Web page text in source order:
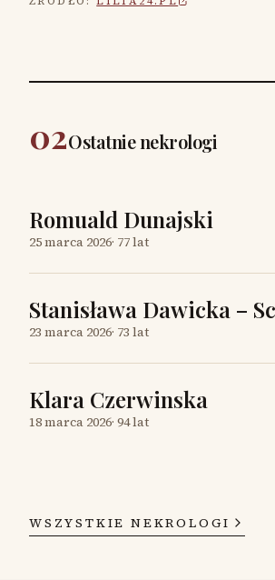
02Ostatnie nekrologi
Romuald Dunajski
25 marca 2026· 77 lat
Stanisława Dawicka –
23 marca 2026· 73 lat
Klara Czerwinska
18 marca 2026· 94 lat
WSZYSTKIE NEKROLOGI